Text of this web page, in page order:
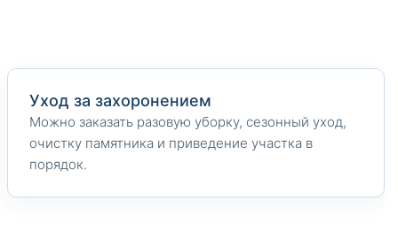
Уход за захоронением
Можно заказать разовую уборку, сезонный уход,
очистку памятника и приведение участка в
порядок.